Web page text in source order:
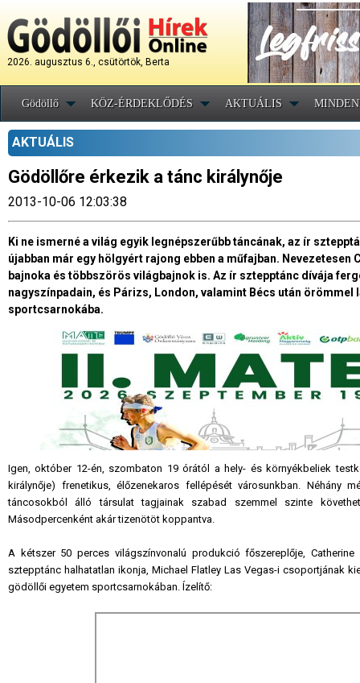
2026. augusztus 6., csütörtök, Berta
Gödöllő KÖZ-ÉRDEKLŐDÉS AKTUÁLIS
AKTUÁLIS
Gödöllőre érkezik a tánc királynője
2013-10-06 12:03:38
Ki ne ismerné a világ egyik legnépszerűbb táncának, az ír
újabban már egy hölgyért rajong ebben a műfajban.
bajnoka és többszörös világbajnok is. Az ír sztepptánc dívája
nagyszínpadain, és Párizs, London, valamint Bécs után örömmel
sportcsarnokába.
Igen, október 12-én, szombaton 19 órától a hely- és környékbeliek
királynője) frenetikus, élőzenekaros fellépését városunkban. Néhány
táncosokból álló társulat tagjainak szabad szemmel szinte
Másodpercenként akár tizenötöt koppantva.
A kétszer 50 perces világszínvonalú produkció főszereplője,
sztepptánc halhatatlan ikonja, Michael Flatley Las Vegas-i csoportjának
gödöllői egyetem sportcsarnokában. Ízelítő: